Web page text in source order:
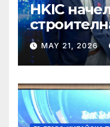
HKIC
чрез
MAY 21, 2026